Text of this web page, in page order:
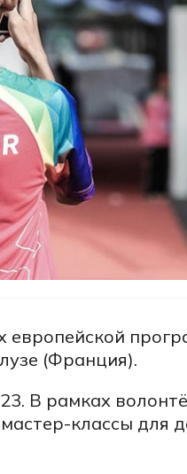
европейской
(Франция).
В рамках
классы для